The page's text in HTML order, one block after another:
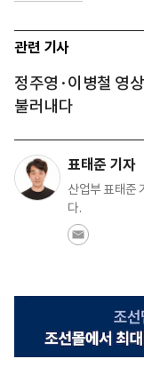
관련 기사
정주영·이병철 영
불러내다
표태준 기자
산업부 표태준
다.